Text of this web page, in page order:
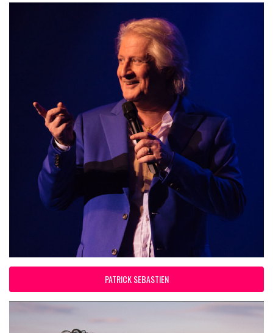
PATRICK SEBASTIEN